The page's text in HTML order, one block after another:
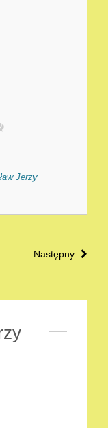
Jerzy
Następny